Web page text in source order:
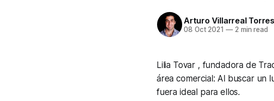
Arturo Villarreal Torres
08 Oct 2021 —2 min read
Lilia Tovar , fundadora de
área comercial: Al buscar un
fuera ideal para ellos.